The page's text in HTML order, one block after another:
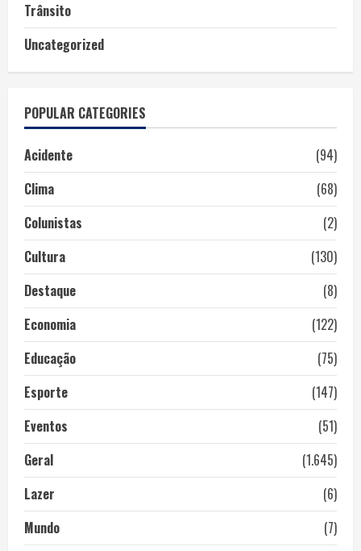
Trânsito
Uncategorized
POPULAR CATEGORIES
Acidente
(94)
Clima
(68)
Colunistas
(2)
Cultura
(130)
Destaque
(8)
Economia
(122)
Educação
(75)
Esporte
(147)
Eventos
(51)
Geral
(1.645)
Lazer
(6)
Mundo
(7)